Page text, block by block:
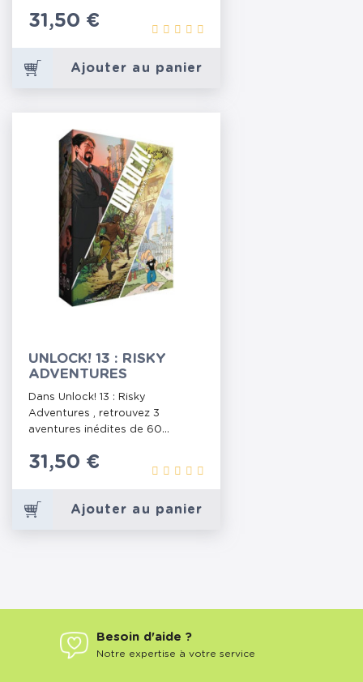
Prix
31,50 €
Ajouter au panier
UNLOCK! 13 : RISKY
ADVENTURES
Dans Unlock! 13 : Risky
Adventures , retrouvez 3
aventures inédites de 60...
Prix
31,50 €
Ajouter au panier
Besoin d'aide ?
Notre expertise à votre service